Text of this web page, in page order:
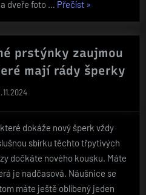
dveře foto … Přečíst„Vestavěné
Praha“
»
prstýnky zaujmou
mají rády šperky
dokáže nový šperk vždy
sbírku těchto třpytivých
dočkáte nového kousku. Máte
je nadčasová. Náušnice se
máte ještě oblíbený jeden